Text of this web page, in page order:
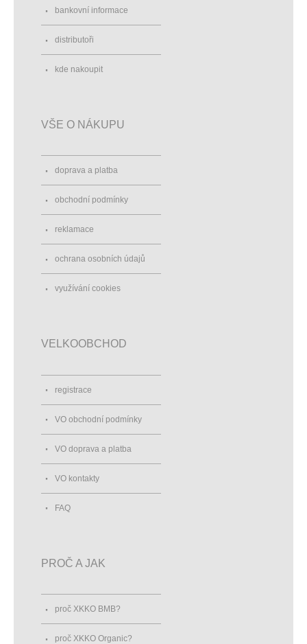
bankovní informace
distributoři
kde nakoupit
VŠE O NÁKUPU
doprava a platba
obchodní podmínky
reklamace
ochrana osobních údajů
využívání cookies
VELKOOBCHOD
registrace
VO obchodní podmínky
VO doprava a platba
VO kontakty
FAQ
PROČ A JAK
proč XKKO BMB?
proč XKKO Organic?